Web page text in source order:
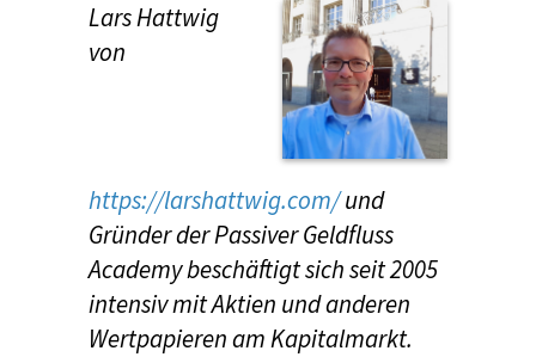
Lars Hattwig
von
https://larshattwig.com/und
Gründer der Passiver Geldfluss
Academy beschäftigt sich seit 2005
intensiv mit Aktien und anderen
Wertpapieren am Kapitalmarkt.